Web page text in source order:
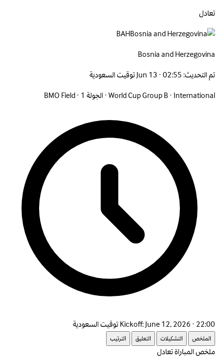
تعادل
BAH
Bosnia andHerzegovina
تم التحديث:Jun 13 · 02:55 توقيت السعودية
World Cup Group B· International
·الجولة 1 ·
BMO Field
Kickoff:June 12, 2026 · 22:00 توقيت السعودية
الملخص التشكيلات التعليق الترتيب
ملخص المباراةتعادل